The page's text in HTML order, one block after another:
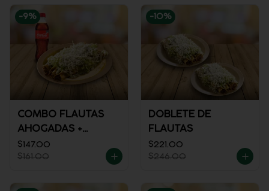
-9%
COMBO FLAUTAS
AHOGADAS +
REFRESCO
$147.00
$161.00
-10%
DOBLETE DE
FLAUTAS
$221.00
$246.00